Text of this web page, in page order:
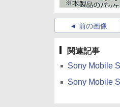
前の画像
関連記事
Sony Mobile
Sony Mobile